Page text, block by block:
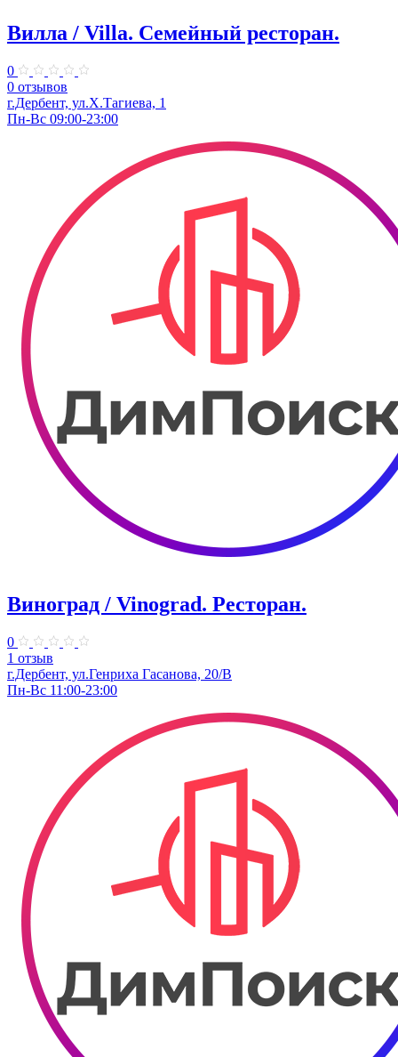
Вилла / Villa. Семейный ресторан.
0
0 отзывов
г.Дербент, ул.Х.Тагиева, 1
Пн-Вс 09:00-23:00
Виноград / Vinograd. Ресторан.
0
1 отзыв
г.Дербент, ​ул.Генриха Гасанова, 20/В
Пн-Вс 11:00-23:00